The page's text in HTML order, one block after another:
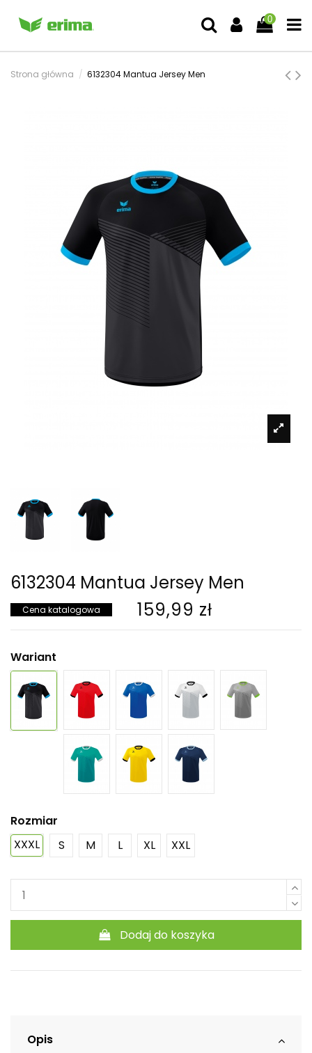
0
Strona główna 6132304 Mantua Jersey Men
6132304 Mantua Jersey Men
Cena katalogowa 159,99 zł
Wariant
Rozmiar
XXXL
S M L XL XXL
Dodaj do koszyka
Opis